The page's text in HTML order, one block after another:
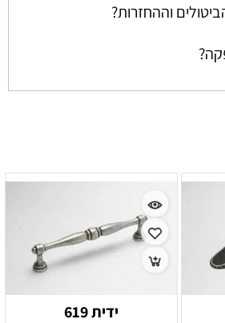
וההחזרות?
ידית 619